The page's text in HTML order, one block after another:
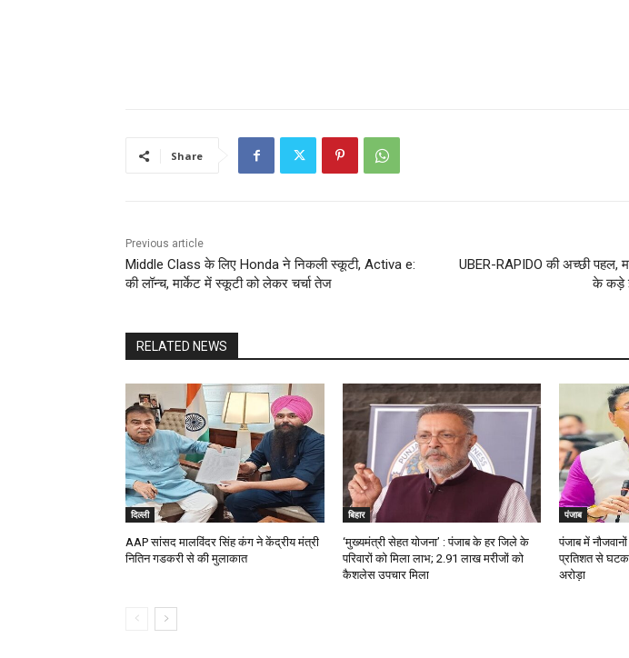
Share
Previous article
Middle Class के लिए Honda ने निकली स्कूटी, Activa e:
की लॉन्च, मार्केट में स्कूटी को लेकर चर्चा तेज
UBER-RAPIDO की अच्छी पहल,
के कड़े
RELATED NEWS
दिल्ली
AAP सांसद मालविंदर सिंह कंग ने केंद्रीय मंत्री
नितिन गडकरी से की मुलाकात
बिहार
‘मुख्यमंत्री सेहत योजना’ : पंजाब के हर जिले के
परिवारों को मिला लाभ; 2.91 लाख मरीजों को
कैशलेस उपचार मिला
पंजाब
पंजाब में
प्रतिशत से
अरोड़ा